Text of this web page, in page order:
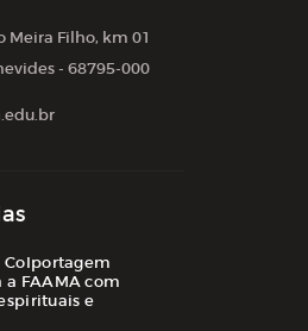
Meira Filho, km 01
- 68795-000
Colportagem
FAAMA com
e